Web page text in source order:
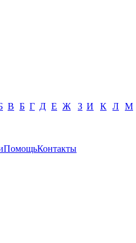
В Б Г Д Е Ж З И К Л М
ПомощьКонтакты